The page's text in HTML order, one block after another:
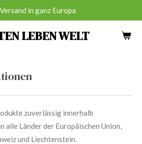
LEBEN WELT
Versand in ganz Europa
zuverlässig innerhalb
alle Länder der Europäischen Union,
und Liechtenstein.